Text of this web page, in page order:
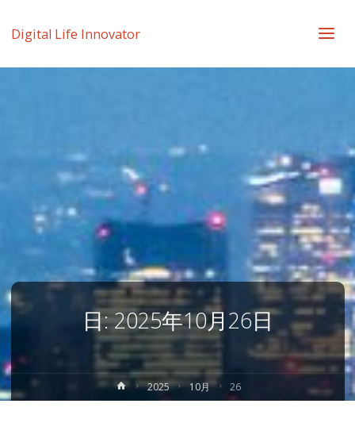
Digital Life Innovator
日:2025年10月26日
ホ
ー
2025 10月 26